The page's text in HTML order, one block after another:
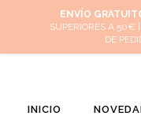
Mi cuenta
INICIO
ENVÍO
SUPERIORES A 50€ |
DE